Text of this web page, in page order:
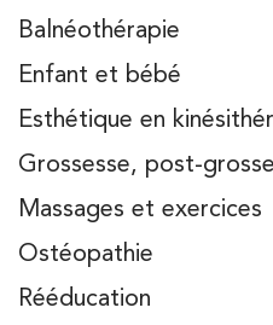
Balnéothérapie
Enfant et bébé
Esthétique en
Grossesse, post-
Massages et exercices
Ostéopathie
Rééducation